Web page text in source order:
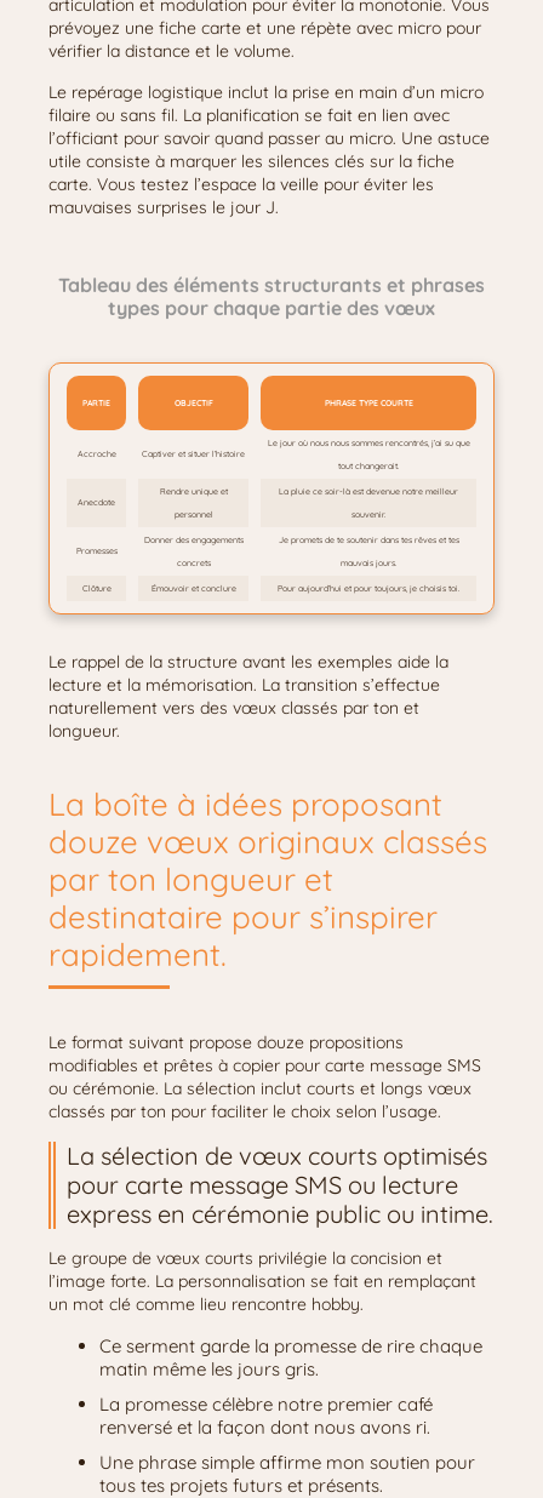
articulation et modulation pour éviter la monotonie. Vous
prévoyez une fiche carte et une répète avec micro pour
vérifier la distance et le volume.
Le repérage logistique inclut la prise en main d’un micro
filaire ou sans fil. La planification se fait en lien avec
l’officiant pour savoir quand passer au micro. Une astuce
utile consiste à marquer les silences clés sur la fiche
carte. Vous testez l’espace la veille pour éviter les
mauvaises surprises le jour J.
Tableau des éléments structurants et phrases
types pour chaque partie des vœux
PARTIE OBJECTIF PHRASE TYPE COURTE
Accroche Captiver et situer l’histoire
Le jour où nous nous sommes rencontrés, j’ai su que
tout changerait.
Anecdote
Rendre unique et
personnel
La pluie ce soir-là est devenue notre meilleur
souvenir.
Promesses
Donner des engagements
concrets
Je promets de te soutenir dans tes rêves et tes
mauvais jours.
Clôture Émouvoir et conclure Pour aujourd’hui et pour toujours, je choisis toi.
Le rappel de la structure avant les exemples aide la
lecture et la mémorisation. La transition s’effectue
naturellement vers des vœux classés par ton et
longueur.
La boîte à idées proposant
douze vœux originaux classés
par ton longueur et
destinataire pour s’inspirer
rapidement.
Le format suivant propose douze propositions
modifiables et prêtes à copier pour carte message SMS
ou cérémonie. La sélection inclut courts et longs vœux
classés par ton pour faciliter le choix selon l’usage.
La sélection de vœux courts optimisés
pour carte message SMS ou lecture
express en cérémonie public ou intime.
Le groupe de vœux courts privilégie la concision et
l’image forte. La personnalisation se fait en remplaçant
un mot clé comme lieu rencontre hobby.
Ce serment garde la promesse de rire chaque
matin même les jours gris.
La promesse célèbre notre premier café
renversé et la façon dont nous avons ri.
Une phrase simple affirme mon soutien pour
tous tes projets futurs et présents.